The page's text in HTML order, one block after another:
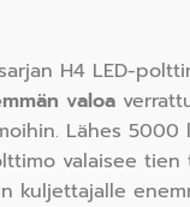
H4 LED-
valoa
Lähes 5000
valaisee tien
kuljettajalle